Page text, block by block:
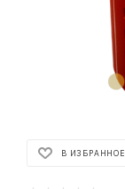
В ИЗБРАННОЕ